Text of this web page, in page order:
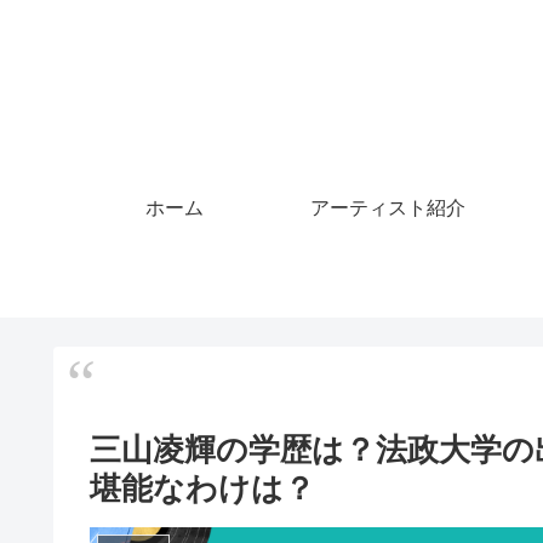
ホーム アーティスト紹介
三山凌輝の学歴は？法政大学
堪能なわけは？